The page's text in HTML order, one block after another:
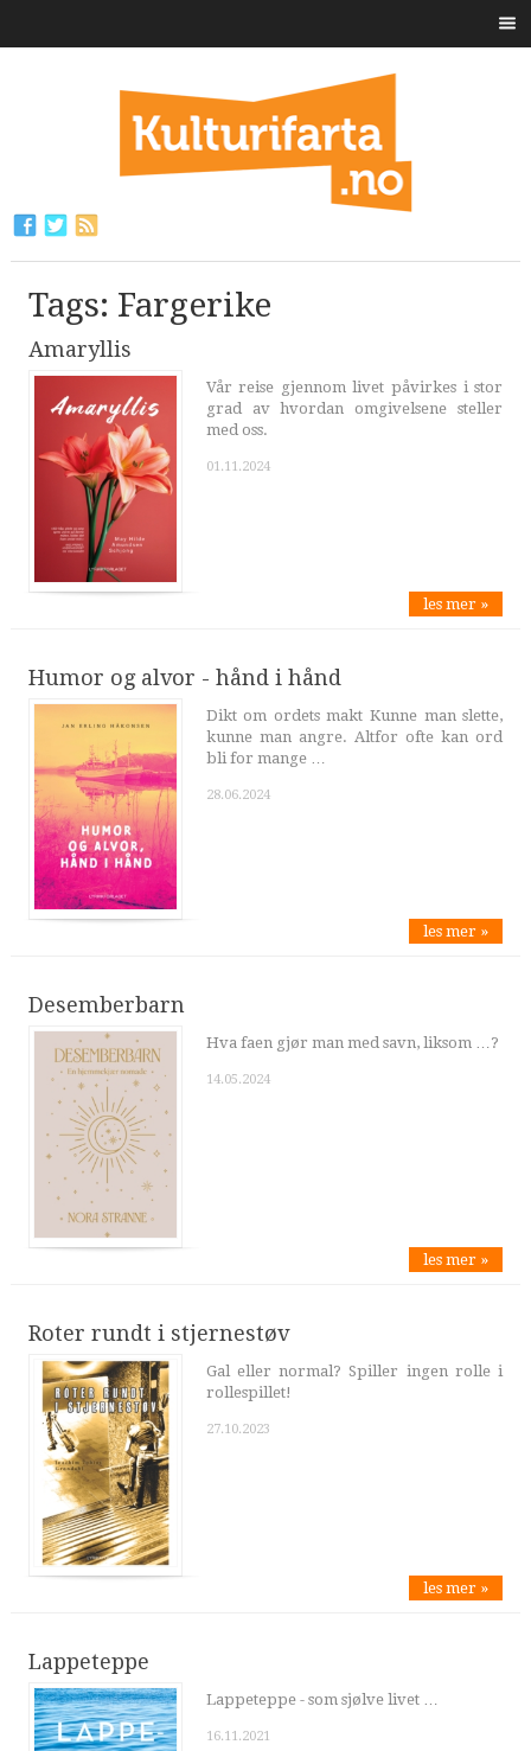
Tags: Fargerike
Amaryllis
Vår reise gjennom livet påvirkes i stor
grad av hvordan omgivelsene steller
med oss.
01.11.2024
les mer »
Humor og alvor - hånd i hånd
Dikt om ordets makt Kunne man slette,
kunne man angre. Altfor ofte kan ord
bli for mange …
28.06.2024
les mer »
Desemberbarn
Hva faen gjør man med savn, liksom …?
14.05.2024
les mer »
Roter rundt i stjernestøv
Gal eller normal? Spiller ingen rolle i
rollespillet!
27.10.2023
les mer »
Lappeteppe
Lappeteppe - som sjølve livet …
16.11.2021